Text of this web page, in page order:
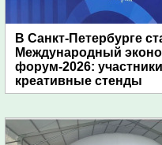
В Санкт-Петербурге
Международный
форум-2026:
креативные стенды